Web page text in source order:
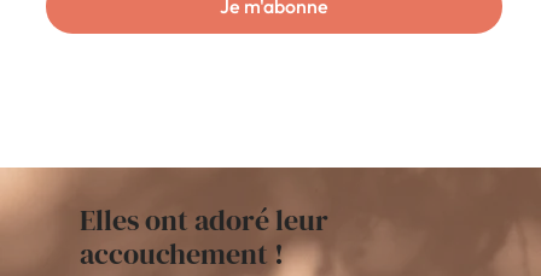
Je m'abonne
Elles ont adoré leur
accouchement !